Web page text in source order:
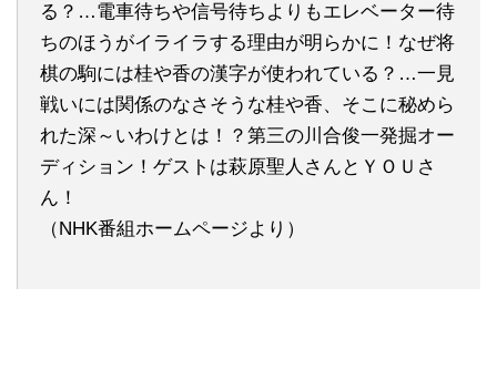
る？…電車待ちや信号待ちよりもエレベーター待
ちのほうがイライラする理由が明らかに！なぜ将
棋の駒には桂や香の漢字が使われている？…一見
戦いには関係のなさそうな桂や香、そこに秘めら
れた深～いわけとは！？第三の川合俊一発掘オー
ディション！ゲストは萩原聖人さんとＹＯＵさ
ん！
（NHK番組ホームページより）